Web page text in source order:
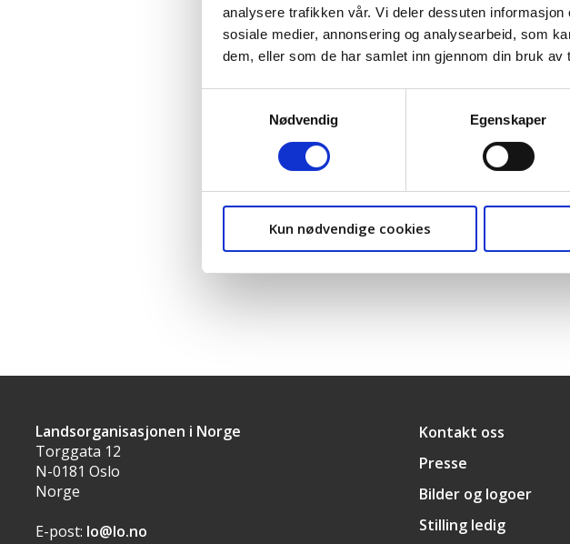
analysere trafikken vår. Vi deler dessuten
sosiale medier, annonsering og analysearbeid, som
dem, eller som de har samlet inn gjennom din bruk av
Nødvendig
Egenskaper
Kun nødvendige cookies
Arbeiderpartiet Sosialistisk
Støttes ikke av:
Ikke svart:
Kristelig Folkeparti
Landsorganisasjonen i Norge
Torggata 12
N-0181 Oslo
Norge
E-post: lo@lo.no
Snarveier
Kontakt oss
Presse
Bilder og logoer
Stilling ledig